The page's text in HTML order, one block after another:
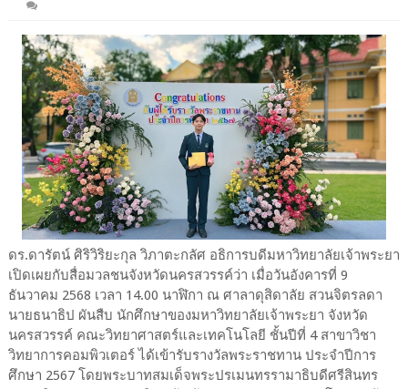
ดร.ดารัตน์ ศิริวิริยะกุล วิภาตะกลัศ อธิการบดีมหาวิทยาลัยเจ้าพระยา
เปิดเผยกับสื่อมวลชนจังหวัดนครสวรรค์ว่า เมื่อวันอังคารที่ 9
ธันวาคม 2568 เวลา 14.00 นาฬิกา ณ ศาลาดุสิดาลัย สวนจิตรลดา
นายธนาธิป ผันสืบ นักศึกษาของมหาวิทยาลัยเจ้าพระยา จังหวัด
นครสวรรค์ คณะวิทยาศาสตร์และเทคโนโลยี ชั้นปีที่ 4 สาขาวิชา
วิทยาการคอมพิวเตอร์ ได้เข้ารับรางวัลพระราชทาน ประจำปีการ
ศึกษา 2567 โดยพระบาทสมเด็จพระปรเมนทรรามาธิบดีศรีสินทร